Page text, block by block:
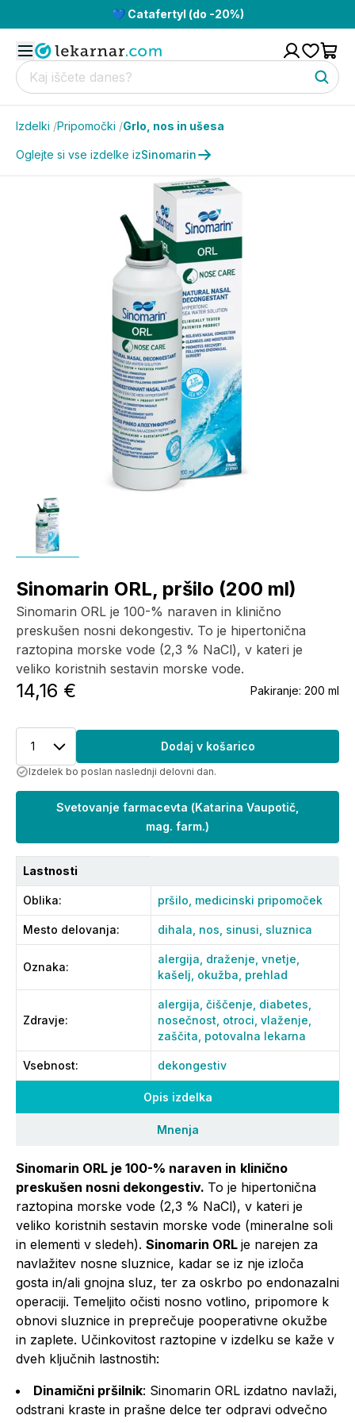
💙 Catafertyl (do -20%)
Izdelki /Pripomočki /Grlo, nos in ušesa
Oglejte si vse izdelke izSinomarin
Opis izdelka
Mnenja
Sinomarin ORL je 100-% naraven in klinično
preskušen nosni dekongestiv. To je hipertonična
raztopina morske vode (2,3 % NaCl), v kateri je
veliko koristnih sestavin morske vode (mineralne soli
in elementi v sledeh). Sinomarin ORL je narejen za
navlažitev nosne sluznice, kadar se iz nje izloča
gosta in/ali gnojna sluz, ter za oskrbo po endonazalni
operaciji. Temeljito očisti nosno votlino, pripomore k
obnovi sluznice in preprečuje pooperativne okužbe
in zaplete. Učinkovitost raztopine v izdelku se kaže v
dveh ključnih lastnostih:
Dinamični pršilnik: Sinomarin ORL izdatno navlaži,
odstrani kraste in prašne delce ter odpravi odvečno
Sinomarin ORL, pršilo (200 ml)
Sinomarin ORL je 100-% naraven in klinično
preskušen nosni dekongestiv. To je hipertonična
raztopina morske vode (2,3 % NaCl), v kateri je
veliko koristnih sestavin morske vode.
14,16 € Pakiranje: 200 ml
1 Dodaj v košarico
Izdelek bo poslan naslednji delovni dan.
Svetovanje farmacevta (Katarina Vaupotič,
mag. farm.)
Lastnosti
Oblika: pršilo, medicinski pripomoček
Mesto delovanja: dihala, nos, sinusi, sluznica
Oznaka:
alergija, draženje, vnetje,
kašelj, okužba, prehlad
Zdravje:
alergija, čiščenje, diabetes,
nosečnost, otroci, vlaženje,
zaščita, potovalna lekarna
Vsebnost: dekongestiv